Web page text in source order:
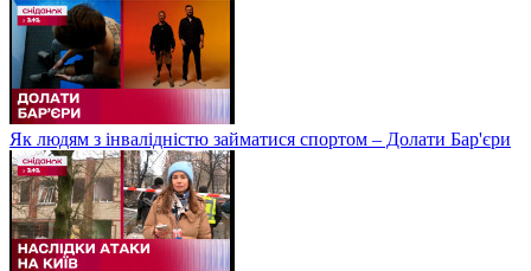
Як людям з інвалідністю займатися спортом – Долати Бар'єри